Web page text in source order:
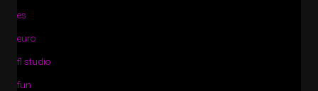
es
euro
fl studio
fun